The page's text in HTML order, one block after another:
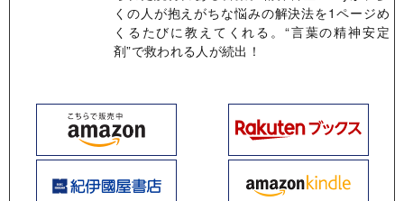
くの人が抱えがちな悩みの解決法を1ページめ
くるたびに教えてくれる。“言葉の精神安定
剤”で救われる人が続出！